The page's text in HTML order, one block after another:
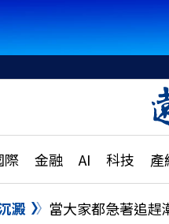
際 金融 AI 科技 產
國際
澱 當大家都急著追趕